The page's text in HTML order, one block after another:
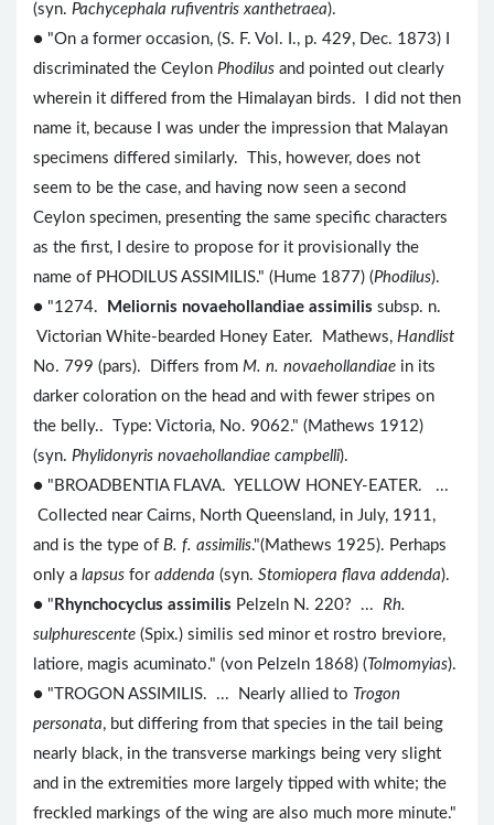
(syn. Pachycephala rufiventris xanthetraea).
● "On a former occasion, (S. F. Vol. I., p. 429, Dec. 1873) I
discriminated the Ceylon Phodilus and pointed out clearly
wherein it differed from the Himalayan birds. I did not then
name it, because I was under the impression that Malayan
specimens differed similarly. This, however, does not
seem to be the case, and having now seen a second
Ceylon specimen, presenting the same specific characters
as the first, I desire to propose for it provisionally the
name of PHODILUS ASSIMILIS." (Hume 1877) (Phodilus).
● "1274.
Meliornis novaehollandiae assimilis subsp. n.
Victorian White-bearded Honey Eater. Mathews, Handlist
No. 799 (pars). Differs from M. n. novaehollandiae in its
darker coloration on the head and with fewer stripes on
the belly.. Type: Victoria, No. 9062." (Mathews 1912)
(syn. Phylidonyris novaehollandiae campbelli).
● "BROADBENTIA FLAVA. YELLOW HONEY-EATER. ...
Collected near Cairns, North Queensland, in July, 1911,
and is the type of B. f. assimilis."(Mathews 1925). Perhaps
only a lapsus for addenda (syn. Stomiopera flava addenda).
● " Rhynchocyclus assimilis Pelzeln N. 220? ... Rh.
sulphurescente (Spix.) similis sed minor et rostro breviore,
latiore, magis acuminato." (von Pelzeln 1868) ( Tolmomyias).
● "TROGON ASSIMILIS. ... Nearly allied to Trogon
personata, but differing from that species in the tail being
nearly black, in the transverse markings being very slight
and in the extremities more largely tipped with white; the
freckled markings of the wing are also much more minute."